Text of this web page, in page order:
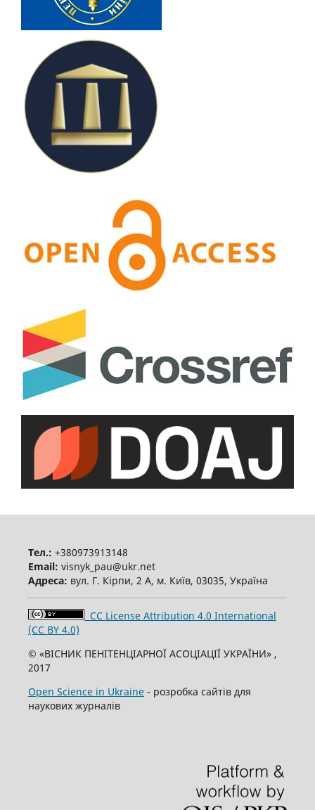
Тел.: +380973913148
Email: visnyk_pau@ukr.net
Адреса: вул. Г. Кірпи, 2 А, м. Київ, 03035, Україна
CC License Attribution 4.0 International
(CC BY 4.0)
© «ВІСНИК ПЕНІТЕНЦІАРНОЇ АСОЦІАЦІЇ УКРАЇНИ» ,
2017
Open Science in Ukraine- розробка сайтів для
наукових журналів